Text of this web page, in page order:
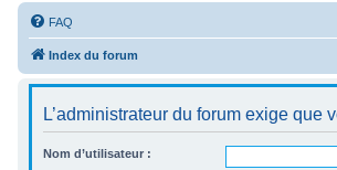
FAQ
Index du forum
L’administrateur du forum exige que
Nom d’utilisateur :